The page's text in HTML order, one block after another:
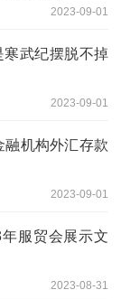
2023-09-01
武纪摆脱不掉
2023-09-01
融机构外汇存款
2023-09-01
服贸会展示文
2023-08-31